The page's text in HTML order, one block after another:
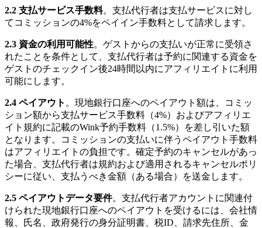
2.2 支払サービス手数料。支払代行者は支払サービスに対し
てコミッションの4%をペイイン手数料として請求します。
2.3 資金の利用可能性。ゲストからの支払いが正常に受領さ
れたことを条件として、支払代行者は予約に関連する資金を
ゲストのチェックイン後24時間以内にアフィリエイトに利用
可能にします。
2.4 ペイアウト 。現地銀行口座へのペイアウト額は、コミッ
ション額から支払サービス手数料（4%）およびアフィリエ
イト規約に記載のWink予約手数料（1.5%）を差し引いた額
となります。コミッションの支払いに伴うペイアウト手数料
はアフィリエイトの負担です。確定予約のキャンセルがあっ
た場合、支払代行者は規約および適用されるキャンセルポリ
シーに従い、支払うべき金額（ある場合）を送金します。
2.5 ペイアウトデータ要件。支払代行者アカウントに関連付
けられた現地銀行口座へのペイアウトを受けるには、会社情
報、氏名、政府発行の身分証明書、税ID、請求先住所、金